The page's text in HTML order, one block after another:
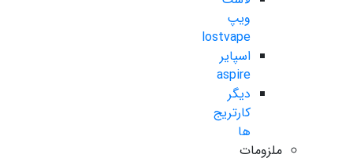
ویپ
lostvape
اسپایر
aspire
دیگر
کارتریج
ها
ملزومات